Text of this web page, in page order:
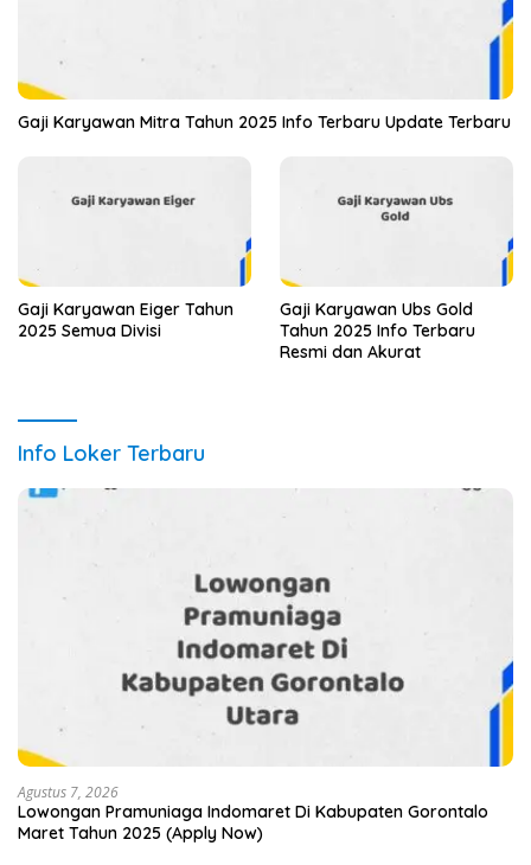
Gaji Karyawan Mitra Tahun 2025 Info Terbaru Update Terbaru
Gaji Karyawan Eiger Tahun
2025 Semua Divisi
Gaji Karyawan Ubs Gold
Tahun 2025 Info Terbaru
Resmi dan Akurat
Info Loker Terbaru
Agustus 7, 2026
Lowongan Pramuniaga Indomaret Di Kabupaten Gorontalo
Maret Tahun 2025 (Apply Now)